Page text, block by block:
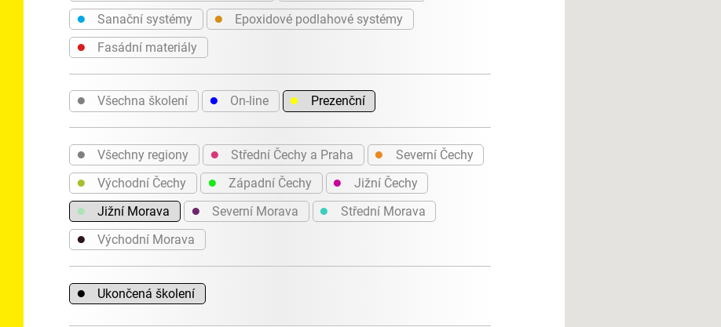
● Sanační systémy ● Epoxidové podlahové systémy
● Fasádní materiály
● Všechna školení ● On-line ● Prezenční
● Všechny regiony ● Střední Čechy a Praha ● Severní Čechy
● Východní Čechy ● Západní Čechy ● Jižní Čechy
● Jižní Morava ● Severní Morava ● Střední Morava
● Východní Morava
● Ukončená školení